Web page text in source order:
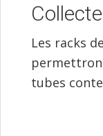
Les racks
tubes